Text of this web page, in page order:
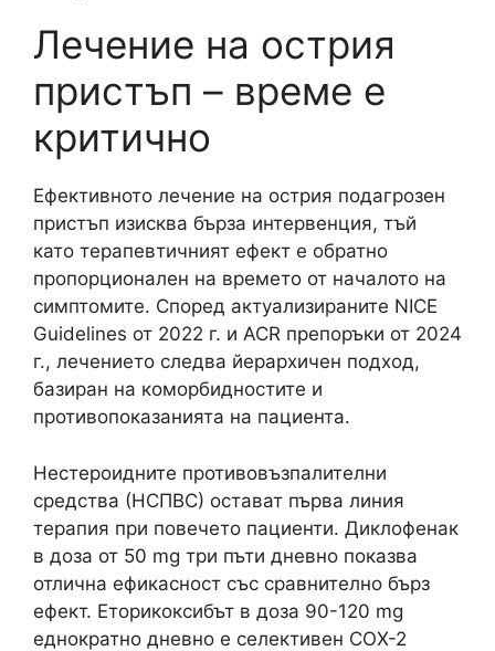
Лечение на острия
пристъп – време е
критично
Ефективното лечение на острия подагрозен
пристъп изисква бърза интервенция, тъй
като терапевтичният ефект е обратно
пропорционален на времето от началото на
симптомите. Според актуализираните NICE
Guidelines от 2022 г. и ACR препоръки от 2024
г., лечението следва йерархичен подход,
базиран на коморбидностите и
противопоказанията на пациента.
Нестероидните противовъзпалителни
средства (НСПВС) остават първа линия
терапия при повечето пациенти. Диклофенак
в доза от 50 mg три пъти дневно показва
отлична ефикасност със сравнително бърз
ефект. Еторикоксибът в доза 90-120 mg
еднократно дневно е селективен COX-2